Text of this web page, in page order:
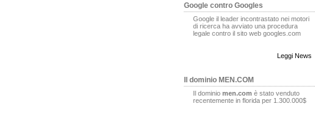
Google contro Googles
Google il leader incontrastato nei motori
di ricerca ha avviato una procedura
legale contro il sito web googles.com
Leggi News
Il dominio MEN.COM
Il dominio men.com è stato venduto
recentemente in florida per 1.300.000$